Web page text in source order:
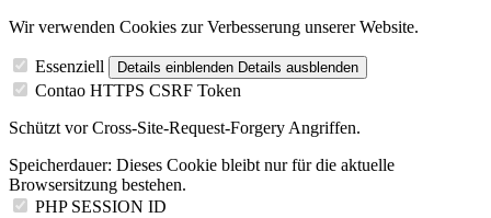
Wir verwenden Cookies zur Verbesserung unserer Website.
Essenziell Details einblenden Details ausblenden
Contao HTTPS CSRF Token
Schützt vor Cross-Site-Request-Forgery Angriffen.
Speicherdauer: Dieses Cookie bleibt nur für die aktuelle
Browsersitzung bestehen.
PHP SESSION ID